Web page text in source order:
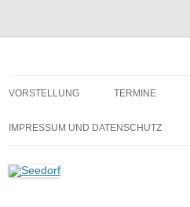
VORSTELLUNG
GESCHICHTE
TERMINE
IMPRESSUM UND DATENSCHUTZ